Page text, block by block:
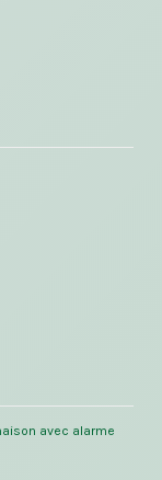
avec alarme